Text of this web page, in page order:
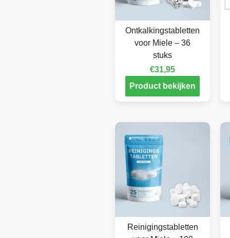
Ontkalkingstabletten
voor Miele – 36
stuks
€31,95
Product bekijken
Reinigingstabletten